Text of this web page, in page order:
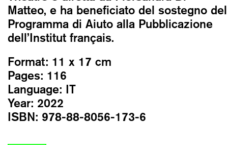
Matteo, e ha beneficiato del sostegno del
Programma di Aiuto alla Pubblicazione
dell’Institut français.
Format: 11 x 17 cm
Pages: 116
Language: IT
Year: 2022
ISBN: 978-88-8056-173-6